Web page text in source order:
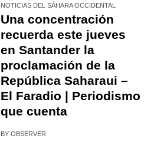
NOTICIAS DEL SÁHARA OCCIDENTAL
Una concentración
recuerda este jueves
en Santander la
proclamación de la
República Saharaui –
El Faradio | Periodismo
que cuenta
BYOBSERVER